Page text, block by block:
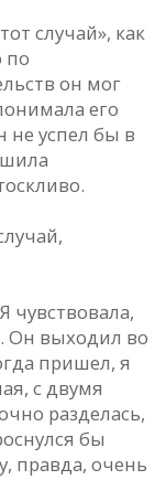
случай», как
по
он мог
его
не успел бы в
чувствовала,
Он выходил во
пришел, я
с двумя
разделась,
бы
правда, очень